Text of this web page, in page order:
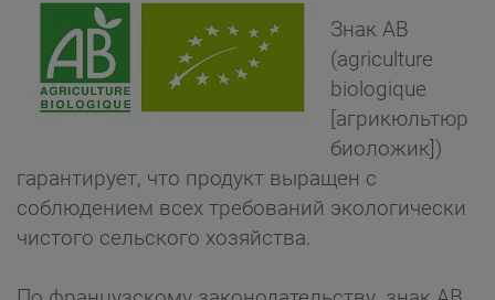
Знак AB
(agriculture
biologique
[агрикюльтюр
биоложик])
гарантирует, что продукт выращен с
соблюдением всех требований экологически
чистого сельского хозяйства.